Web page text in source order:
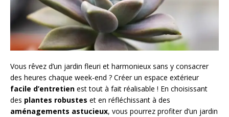
Vous rêvez d’un jardin fleuri et harmonieux sans y consacrer
des heures chaque week-end ? Créer un espace extérieur
facile d’entretien est tout à fait réalisable ! En choisissant
des plantes robustes et en réfléchissant à des
aménagements astucieux, vous pourrez profiter d’un jardin